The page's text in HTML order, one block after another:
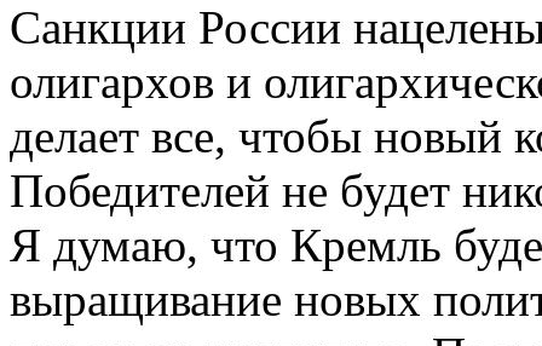
Санкции России
олигархов и
делает все, чтобы новый
Победителей не будет
Я думаю, что Кремль
выращивание новых